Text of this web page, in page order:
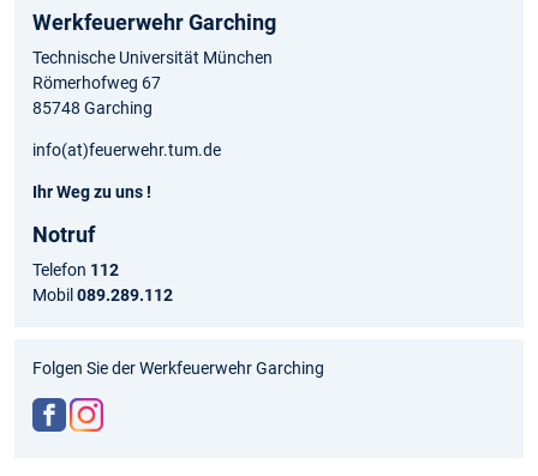
Werkfeuerwehr Garching
Technische Universität München
Römerhofweg 67
85748 Garching
info(at)feuerwehr.tum.de
Ihr Weg zu uns !
Notruf
Telefon 112
Mobil 089.289.112
Folgen Sie der Werkfeuerwehr Garching